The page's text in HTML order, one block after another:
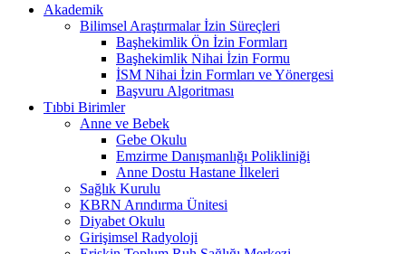
Akademik
Bilimsel Araştırmalar İzin Süreçleri
Başhekimlik Ön İzin Formları
Başhekimlik Nihai İzin Formu
İSM Nihai İzin Formları ve Yönergesi
Başvuru Algoritması
Tıbbi Birimler
Anne ve Bebek
Gebe Okulu
Emzirme Danışmanlığı Polikliniği
Anne Dostu Hastane İlkeleri
Sağlık Kurulu
KBRN Arındırma Ünitesi
Diyabet Okulu
Girişimsel Radyoloji